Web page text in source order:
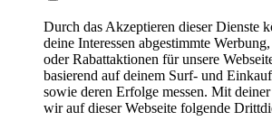
Durch das Akzeptieren dieser Dienste
deine Interessen abgestimmte
oder Rabattaktionen für unsere
basierend auf deinem Surf- und
sowie deren Erfolge messen. Mit
wir auf dieser Webseite folgende